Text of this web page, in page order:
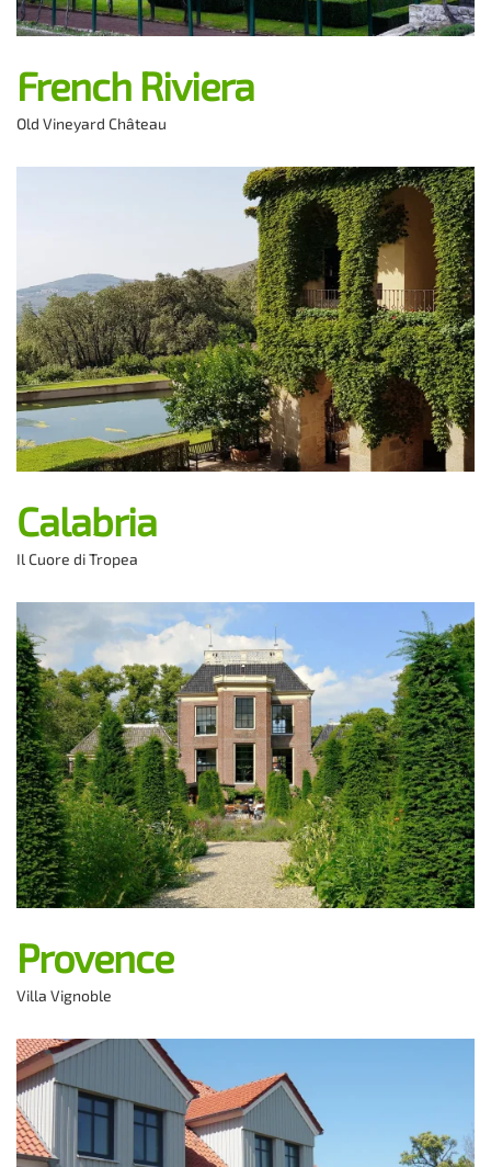
French Riviera
Old Vineyard Château
Calabria
Il Cuore di Tropea
Provence
Villa Vignoble